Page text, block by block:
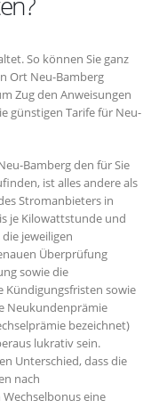
So können Sie ganz
Ort Neu-Bamberg
Zug den Anweisungen
günstigen Tarife für Neu-
Bamberg den für Sie
ist alles andere als
Stromanbieters in
je Kilowattstunde und
jeweiligen
Überprüfung
sowie die
Kündigungsfristen sowie
Neukundenprämie
bezeichnet)
lukrativ sein.
Unterschied, dass die
nach
eine